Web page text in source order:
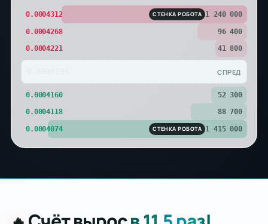
0.0004312 СТЕНКА РОБОТА 1 240 000
0.0004268
96 400
0.0004221
41 800
СПРЕД
0.0004160
52 300
0.0004118
88 700
0.0004074 СТЕНКА РОБОТА 1 415 000